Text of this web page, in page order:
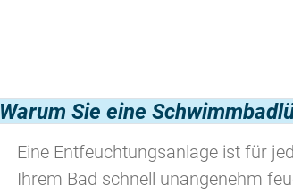
Warum Sie eine
Eine Entfeuchtungsanlage ist für
Ihrem Bad schnell unangenehm